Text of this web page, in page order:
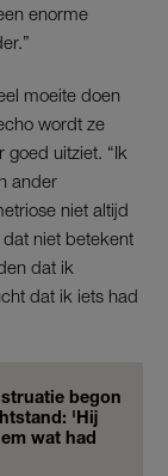
enorme
moeite doen
wordt ze
uitziet. “Ik
ander
niet altijd
niet betekent
dat ik
dat ik iets had
begon
'Hij
wat had